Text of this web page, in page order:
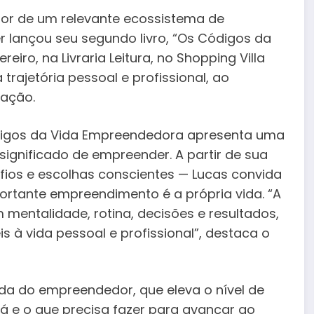
de um relevante ecossistema de
seu segundo livro, “Os Códigos da
na Livraria Leitura, no Shopping Villa
trajetória pessoal e profissional, ao
da Vida Empreendedora apresenta uma
de empreender. A partir de sua
e escolhas conscientes — Lucas convida
empreendimento é a própria vida. “A
rotina, decisões e resultados,
à vida pessoal e profissional”, destaca o
do empreendedor, que eleva o nível de
e o que precisa fazer para avançar ao